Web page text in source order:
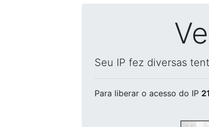
Seu IP fez diversas
Para liberar o acesso do IP